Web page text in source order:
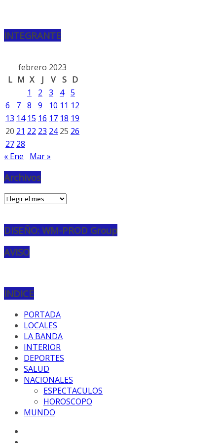
INTEGRANTE
febrero 2023
L M X J V S D
1
2 3 4 5
6
7 8 9 10 11 12
13 14 15 16 17 18 19
20 21 22 23 24 25 26
27 28
« Ene
Mar »
Archivos
Archivos
DISEÑO: WM-PROD Group
AVISO
INDICE
PORTADA
LOCALES
LA BANDA
INTERIOR
DEPORTES
SALUD
NACIONALES
ESPECTACULOS
HOROSCOPO
MUNDO